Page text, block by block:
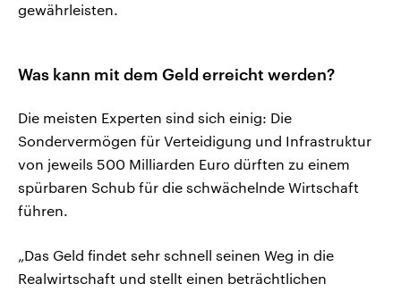
gewährleisten.
Was kann mit dem Geld erreicht werden?
Die meisten Experten sind sich einig: Die
Sondervermögen für Verteidigung und Infrastruktur
von jeweils 500 Milliarden Euro dürften zu einem
spürbaren Schub für die schwächelnde Wirtschaft
führen.
„Das Geld findet sehr schnell seinen Weg in die
Realwirtschaft und stellt einen beträchtlichen